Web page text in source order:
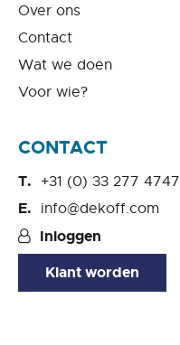
Over ons
Contact
Wat we doen
Voor wie?
CONTACT
+31 (0) 33 277 4747
info@dekoff.com
Inloggen
Klant worden